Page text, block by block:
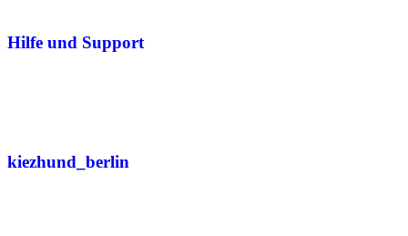
Hilfe und Support
kiezhund_berlin